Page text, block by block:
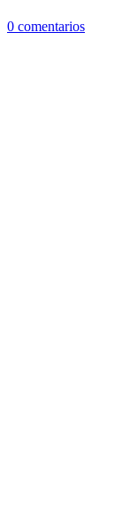
0 comentarios